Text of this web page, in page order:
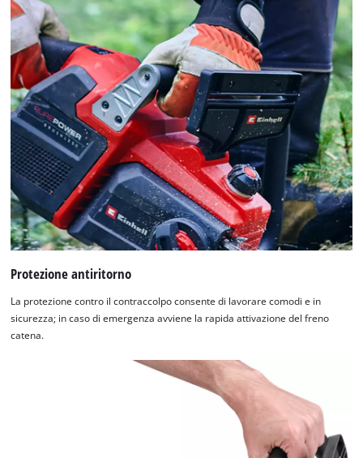
Protezione antiritorno
La protezione contro il contraccolpo consente di lavorare comodi e in
sicurezza; in caso di emergenza avviene la rapida attivazione del freno
catena.